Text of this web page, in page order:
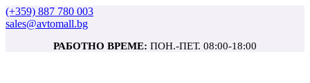
(+359) 887 780 003
sales@avtomall.bg
РАБОТНО ВРЕМЕ: ПОН.-ПЕТ. 08:00-18:00